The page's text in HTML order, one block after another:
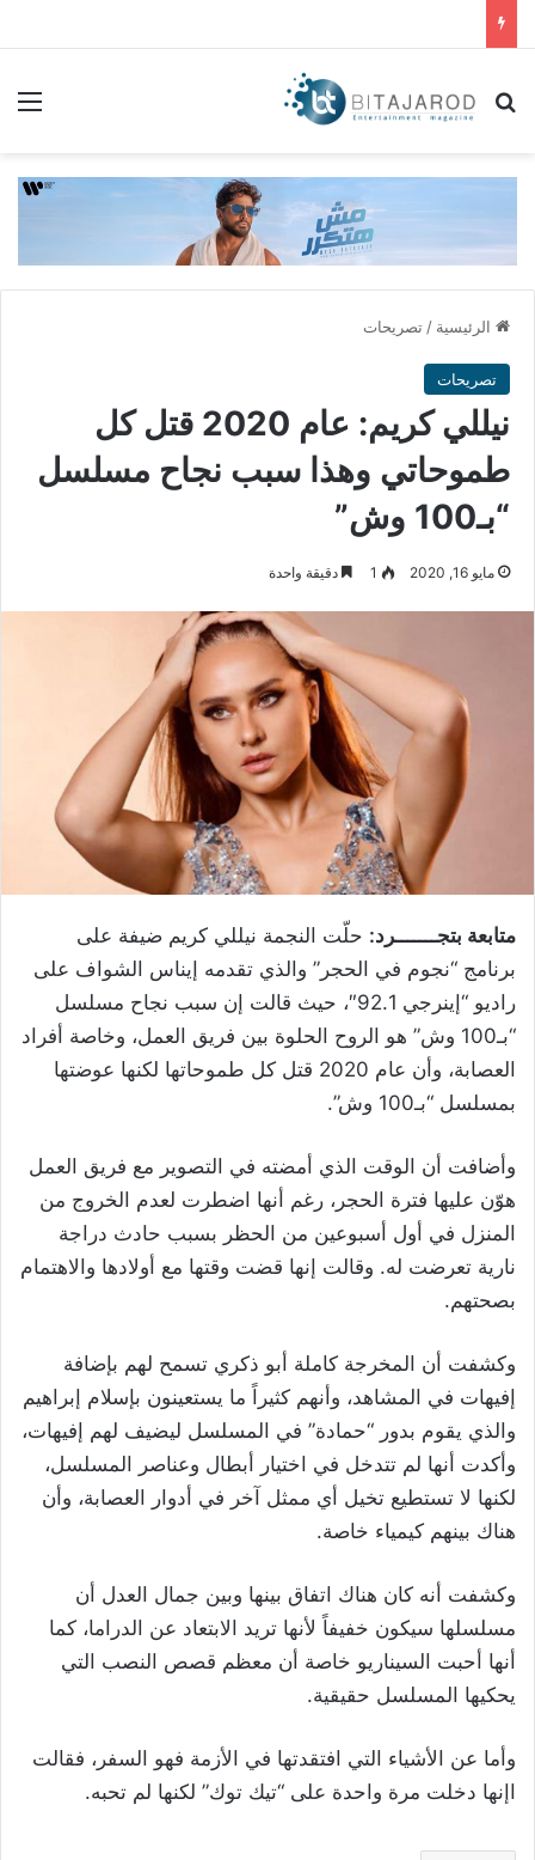
بحث عن
الرئيسية / تصريحات
تصريحات
نيللي كريم: عام 2020 قتل كل
طموحاتي وهذا سبب نجاح مسلسل
“بـ100 وش”
مايو 16, 2020 1 دقيقة واحدة
متابعة بتجـــــــرد: حلّت النجمة نيللي كريم ضيفة على
برنامج “نجوم في الحجر” والذي تقدمه إيناس الشواف على
راديو “إينرجي 92.1″، حيث قالت إن سبب نجاح مسلسل
“بـ100 وش” هو الروح الحلوة بين فريق العمل، وخاصة أفراد
العصابة، وأن عام 2020 قتل كل طموحاتها لكنها عوضتها
بمسلسل “بـ100 وش”.
وأضافت أن الوقت الذي أمضته في التصوير مع فريق العمل
هوّن عليها فترة الحجر، رغم أنها اضطرت لعدم الخروج من
المنزل في أول أسبوعين من الحظر بسبب حادث دراجة
نارية تعرضت له. وقالت إنها قضت وقتها مع أولادها والاهتمام
بصحتهم.
وكشفت أن المخرجة كاملة أبو ذكري تسمح لهم بإضافة
إفيهات في المشاهد، وأنهم كثيراً ما يستعينون بإسلام إبراهيم
والذي يقوم بدور “حمادة” في المسلسل ليضيف لهم إفيهات،
وأكدت أنها لم تتدخل في اختيار أبطال وعناصر المسلسل،
لكنها لا تستطيع تخيل أي ممثل آخر في أدوار العصابة، وأن
هناك بينهم كيمياء خاصة.
وكشفت أنه كان هناك اتفاق بينها وبين جمال العدل أن
مسلسلها سيكون خفيفاً لأنها تريد الابتعاد عن الدراما، كما
أنها أحبت السيناريو خاصة أن معظم قصص النصب التي
يحكيها المسلسل حقيقية.
وأما عن الأشياء التي افتقدتها في الأزمة فهو السفر، فقالت
اإنها دخلت مرة واحدة على “تيك توك” لكنها لم تحبه.